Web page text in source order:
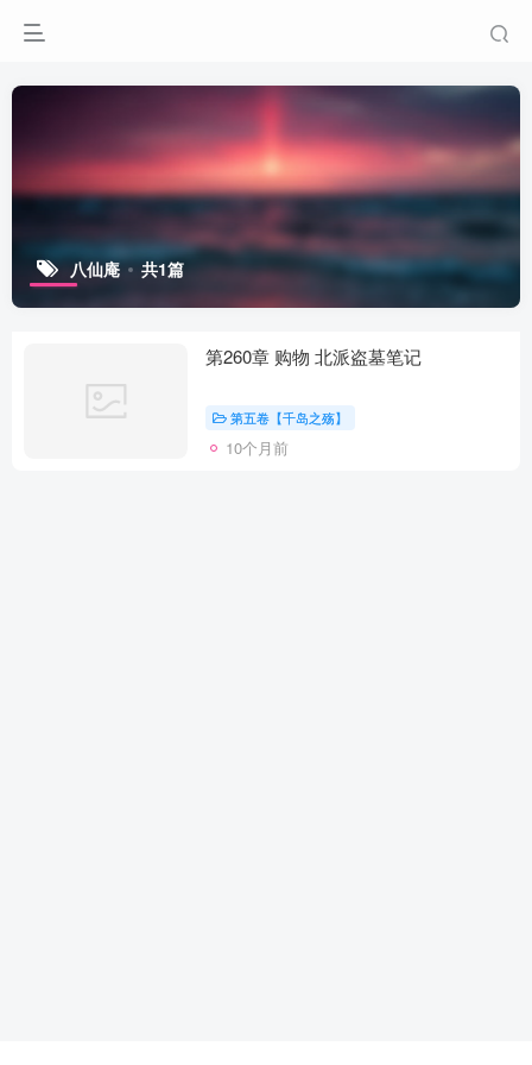
八仙庵 共1篇
第260章 购物 北派盗墓笔记
第五卷【千岛之殇】
10个月前